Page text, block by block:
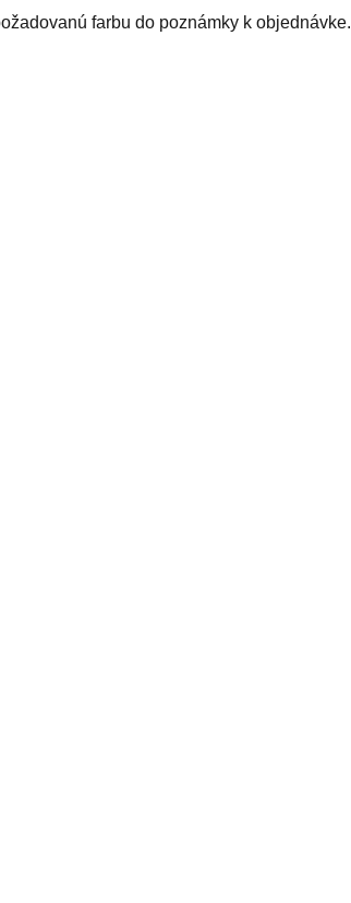
farbu do poznámky k objednávke.